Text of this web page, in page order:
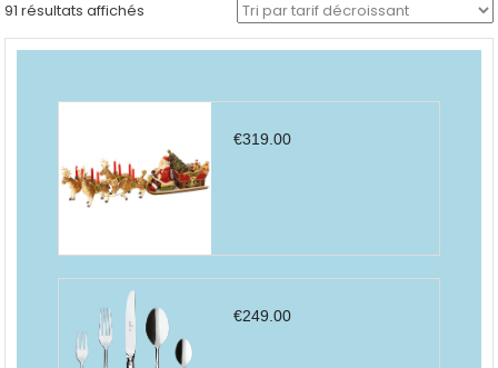
91 résultats affichés
par
€319.00
€249.00